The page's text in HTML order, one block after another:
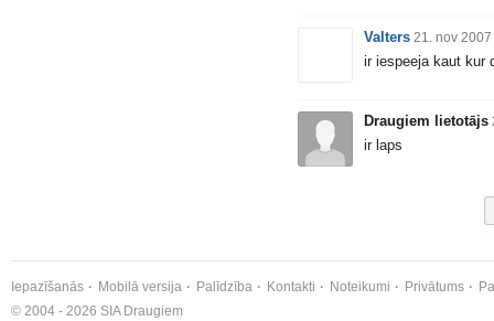
Valters 21. nov
ir iespeeja kaut kur
Draugiem lietotājs
ir laps
Iepazīšanās Mobilā versija Palīdzība Kontakti Noteikumi Privātums
© 2004 - 2026 SIA Draugiem